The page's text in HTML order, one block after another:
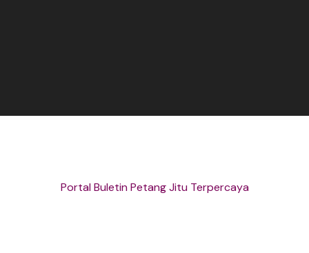
Portal Buletin Petang Jitu Terpercaya